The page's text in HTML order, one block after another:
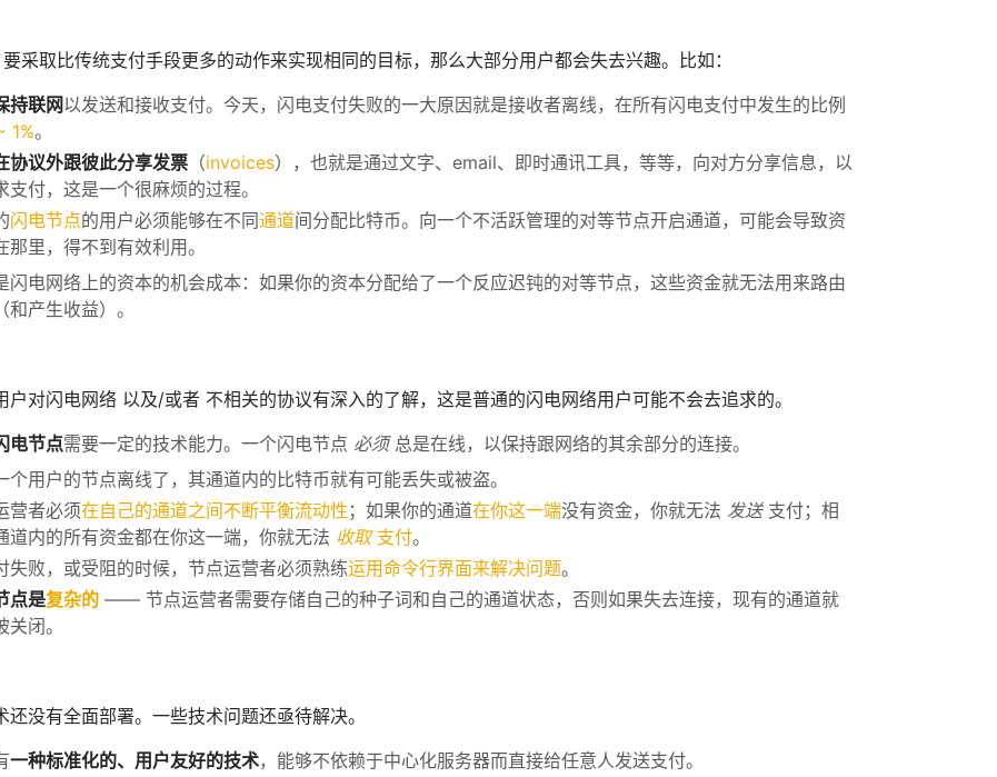
采取比传统支付手段更多的动作来实现相同的目标，那么大部分用户都会失去兴趣。比如：
持联网以发送和接收支付。今天，闪电支付失败的一大原因就是接收者离线，在所有闪电支付中发生的比例
1%。
协议外跟彼此分享发票 （invoices），也就是通过文字、email、即时通讯工具，等等，向对方分享信息，以
支付，这是一个很麻烦的过程。
闪电节点的用户必须能够在不同通道间分配比特币。向一个不活跃管理的对等节点开启通道，可能会导致资
那里，得不到有效利用。
闪电网络上的资本的机会成本：如果你的资本分配给了一个反应迟钝的对等节点，这些资金就无法用来路由
和产生收益）。
户对闪电网络 以及/或者 不相关的协议有深入的了解，这是普通的闪电网络用户可能不会去追求的。
电节点需要一定的技术能力。一个闪电节点 必须总是在线，以保持跟网络的其余部分的连接。
个用户的节点离线了，其通道内的比特币就有可能丢失或被盗。
营者必须在自己的通道之间不断平衡流动性 ；如果你的通道在你这一端没有资金，你就无法 发送支付；相
道内的所有资金都在你这一端，你就无法 收取支付。
失败，或受阻的时候，节点运营者必须熟练运用命令行界面来解决问题。
点是复杂的 —— 节点运营者需要存储自己的种子词和自己的通道状态，否则如果失去连接，现有的通道就
闭。
还没有全面部署。一些技术问题还亟待解决。
一种标准化的、用户友好的技术，能够不依赖于中心化服务器而直接给任意人发送支付。